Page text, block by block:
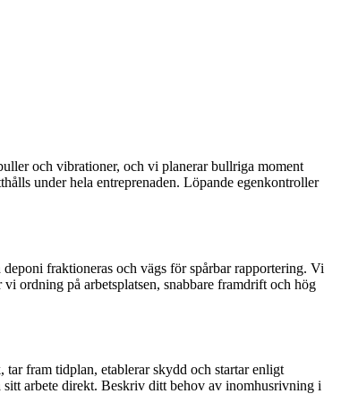
och vibrationer, och vi planerar bullriga moment
under hela entreprenaden. Löpande egenkontroller
fraktioneras och vägs för spårbar rapportering. Vi
ordning på arbetsplatsen, snabbare framdrift och hög
fram tidplan, etablerar skydd och startar enligt
arbete direkt. Beskriv ditt behov av inomhusrivning i